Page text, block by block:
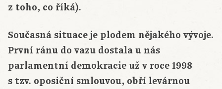
z toho, co říká).
Současná situace je plodem nějakého vývoje.
První ránu do vazu dostala u nás
parlamentní demokracie už v roce 1998
s tzv. oposiční smlouvou, obří levárnou